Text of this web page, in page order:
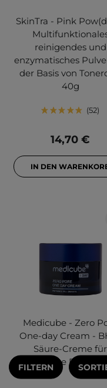
SkinTra - Pink
reinigendes und
enzymatisches
der Basis von
40g
52
14,70 €
IN DEN
Medicube - Zero
One-day Cream -
Säure-Creme für
vergrößerte Poren -
FILTERN